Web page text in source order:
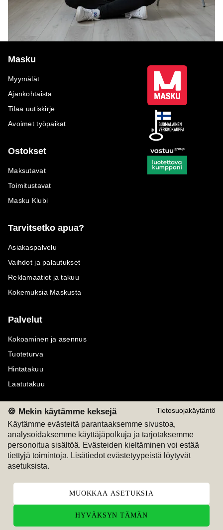
Tietosuojakäytäntö
🍪 Mekin käytämme keksejä
Käytämme evästeitä parantaaksemme sivustoa,
analysoidaksemme käyttäjäpolkuja ja tarjotaksemme
personoitua sisältöä. Evästeiden kieltäminen voi estää
tiettyjä toimintoja. Lisätiedot evästetyypeistä löytyvät
asetuksista.
MUOKKAA ASETUKSIA
HYVÄKSYN TÄMÄN
Masku
Myymälät
Ajankohtaista
Tilaa uutiskirje
Avoimet työpaikat
Ostokset
Maksutavat
Toimitustavat
Masku Klubi
Tarvitsetko apua?
Asiakaspalvelu
Vaihdot ja palautukset
Reklamaatiot ja takuu
Kokemuksia Maskusta
Palvelut
Kokoaminen ja asennus
Tuoteturva
Hintatakuu
Laatutakuu
Maksutavat
M
Seuraa meitä